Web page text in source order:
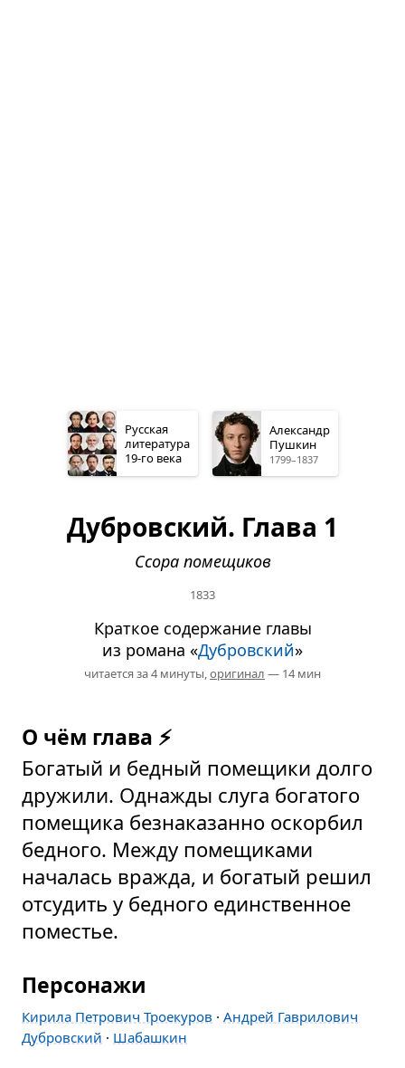
Русская
литература
19-говека
Александр
Пушкин
1799–1837
Дубровский. Глава 1
Ссора помещиков
1833
Краткое содержание главы
из романа «Дубровский»
читается за 4 минуты,оригинал — 14 мин
О чём глава ⚡
Богатый и бедный помещики долго
дружили. Однажды слуга богатого
помещика безнаказанно оскорбил
бедного. Между помещиками
началась вражда, и богатый решил
отсудить у бедного единственное
поместье.
Персонажи
Кирила Петрович Троекуров · Андрей Гаврилович
Дубровский · Шабашкин